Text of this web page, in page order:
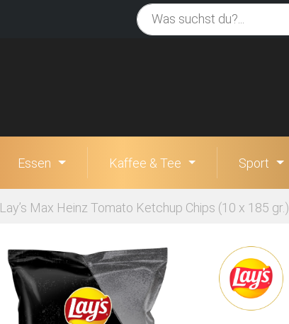
Essen Kaffee & Tee Sport
Lay’s Max Heinz Tomato Ketchup Chips (10 x 185 gr.)